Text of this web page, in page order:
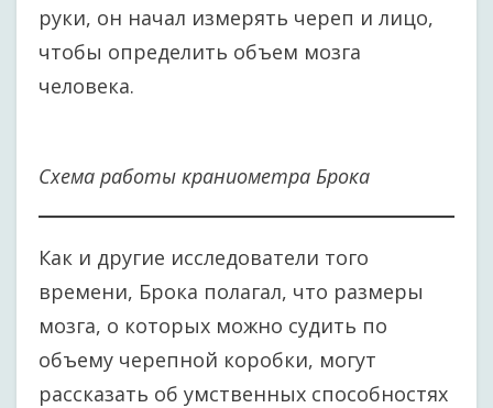
руки, он начал измерять череп и лицо,
чтобы определить объем мозга
человека.
Схема работы краниометра Брока
Как и другие исследователи того
времени, Брока полагал, что размеры
мозга, о которых можно судить по
объему черепной коробки, могут
рассказать об умственных способностях